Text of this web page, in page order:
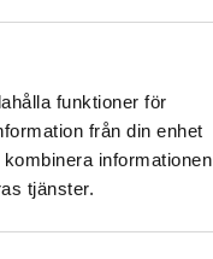
funktioner för
från din enhet
informationen
tjänster.